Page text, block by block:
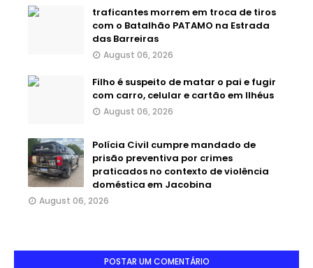
traficantes morrem em troca de tiros
com o Batalhão PATAMO na Estrada
das Barreiras
August 06, 2026
Filho é suspeito de matar o pai e fugir
com carro, celular e cartão em Ilhéus
August 06, 2026
Polícia Civil cumpre mandado de
prisão preventiva por crimes
praticados no contexto de violência
doméstica em Jacobina
August 06, 2026
POSTAR UM COMENTÁRIO